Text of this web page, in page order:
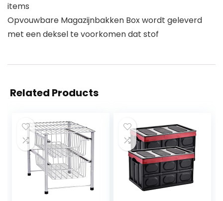
items
Opvouwbare Magazijnbakken Box wordt geleverd
met een deksel te voorkomen dat stof
Related Products